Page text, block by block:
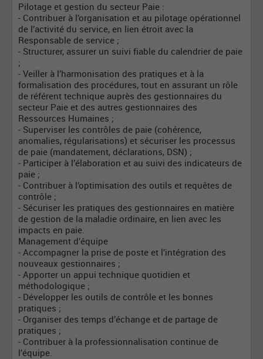
Pilotage et gestion du secteur Paie :
- Contribuer à l’organisation et au pilotage opérationnel
de l’activité du service, en lien étroit avec la
Responsable de service ;
- Structurer, assurer un suivi fiable du calendrier de paie
;
- Veiller à l’harmonisation des pratiques et à la
formalisation des procédures, tout en assurant un rôle
de référent technique auprès des gestionnaires du
secteur Paie et des autres gestionnaires des
Ressources Humaines ;
- Superviser les contrôles de paie (cohérence,
anomalies, régularisations) et sécuriser les processus
de paie (mandatement, déclarations, DSN) ;
- Participer à l’élaboration et au suivi des indicateurs de
paie ;
- Contribuer à l’optimisation des outils et requêtes de
contrôle ;
- Sécuriser les pratiques des gestionnaires en matière
de gestion de la maladie ordinaire, en lien avec les
impacts en paie.
Management d’équipe
- Accompagner la prise de poste et l’intégration des
nouveaux gestionnaires ;
- Apporter un appui technique quotidien et
méthodologique ;
- Développer les outils de contrôle et les bonnes
pratiques ;
- Organiser des temps d’échange et de partage de
pratiques ;
- Contribuer à la professionnalisation continue de
l’équipe.